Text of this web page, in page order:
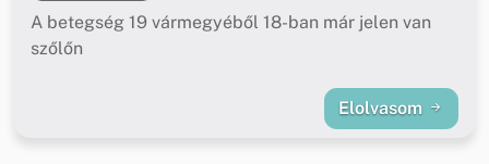
A betegség 19 vármegyéből 18-ban már jelen van
szőlőn
Elolvasom